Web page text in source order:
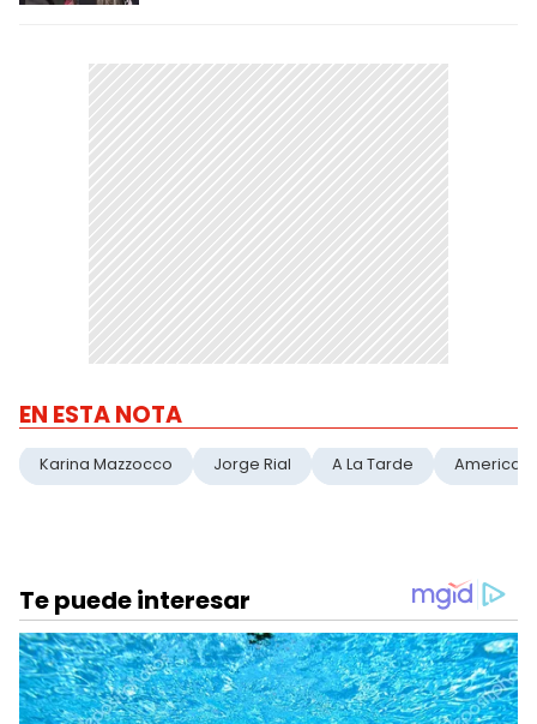
EN ESTA NOTA
Karina Mazzocco Jorge Rial A La Tarde America